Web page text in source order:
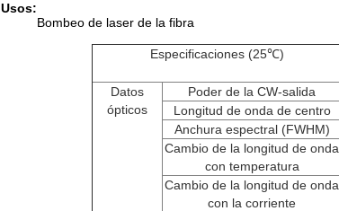
Usos:
Bombeo de laser de la fibra
Especificaciones (25℃)
Datos
ópticos
Poder de la CW-salida
Longitud de onda de centro
Anchura espectral (FWHM)
Cambio de la longitud de onda
con temperatura
Cambio de la longitud de onda
con la corriente